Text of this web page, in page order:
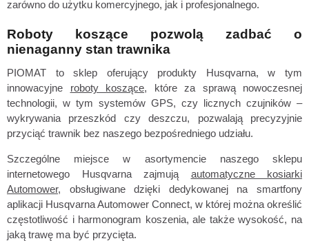
zarówno do użytku komercyjnego, jak i profesjonalnego.
Roboty koszące pozwolą zadbać o
nienaganny stan trawnika
PIOMAT to sklep oferujący produkty Husqvarna, w tym
innowacyjne roboty koszące, które za sprawą nowoczesnej
technologii, w tym systemów GPS, czy licznych czujników –
wykrywania przeszkód czy deszczu, pozwalają precyzyjnie
przyciąć trawnik bez naszego bezpośredniego udziału.
Szczególne miejsce w asortymencie naszego sklepu
internetowego Husqvarna zajmują automatyczne kosiarki
Automower, obsługiwane dzięki dedykowanej na smartfony
aplikacji Husqvarna Automower Connect, w której można określić
częstotliwość i harmonogram koszenia, ale także wysokość, na
jaką trawę ma być przycięta.